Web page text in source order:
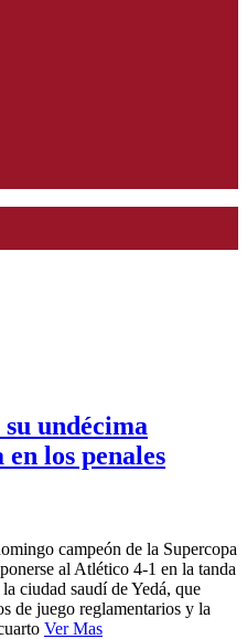
undécima
en los penales
campeón de la Supercopa
al Atlético 4-1 en la tanda
ciudad saudí de Yedá, que
de juego reglamentarios y la
Ver Mas